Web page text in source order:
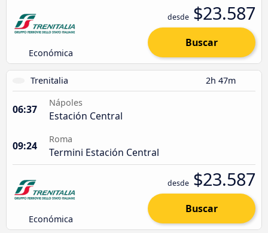
Económica
desde $23.587
Buscar
Trenitalia 2h 47m
06:37
Nápoles
Estación Central
09:24
Roma
Termini Estación Central
Económica
desde $23.587
Buscar